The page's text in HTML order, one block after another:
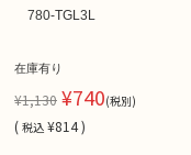
780-TGL3L
在庫有り
¥1,130 ¥740(税別)
( 税込 ¥814 )